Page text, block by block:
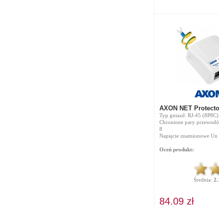
AXON NET
Typ gniazd: RJ-45 (8P8C)
Chronione pary
8
Napięcie znamionowe
Oceń produkt:
Średnia:
84.09 zł